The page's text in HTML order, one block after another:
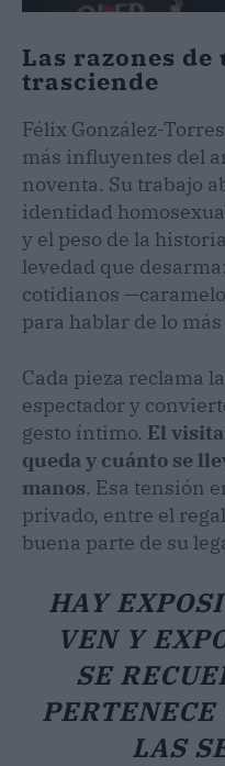
Las razones de
trasciende
Félix González-
más influyentes del
noventa. Su trabajo
identidad
y el peso de la
levedad que
cotidianos
para hablar de lo
Cada pieza reclama
espectador y
gesto íntimo. El
queda y cuánto se
manos. Esa tensión
privado, entre el
buena parte de su
HAY
VEN Y
SE
LAS